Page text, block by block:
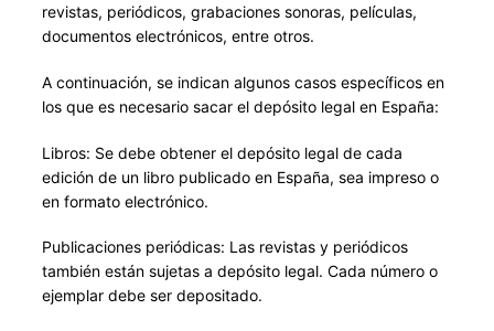
revistas, periódicos, grabaciones sonoras, películas,
documentos electrónicos, entre otros.
A continuación, se indican algunos casos específicos en
los que es necesario sacar el depósito legal en España:
Libros: Se debe obtener el depósito legal de cada
edición de un libro publicado en España, sea impreso o
en formato electrónico.
Publicaciones periódicas: Las revistas y periódicos
también están sujetas a depósito legal. Cada número o
ejemplar debe ser depositado.